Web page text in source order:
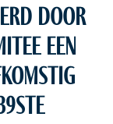
door
een